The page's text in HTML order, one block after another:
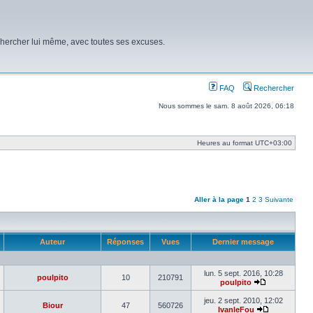
lui même, avec toutes ses excuses.
FAQ Rechercher
Nous sommes le sam. 8 août 2026, 06:18
Heures au format UTC+03:00
Aller à la page 1 2 3 Suivante
Auteur Réponses Vues Dernier message
poulpito 10 210791
lun. 5 sept. 2016, 10:28
poulpito
Voir
le
dernier
Biour 47 560726
jeu. 2 sept. 2010, 12:02
IvanleFou